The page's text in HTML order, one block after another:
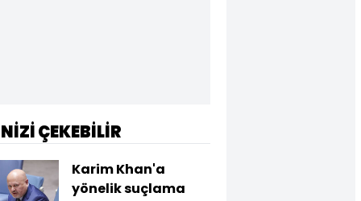
ÇEKEBİLİR
Karim Khan'a
yönelik suçlama